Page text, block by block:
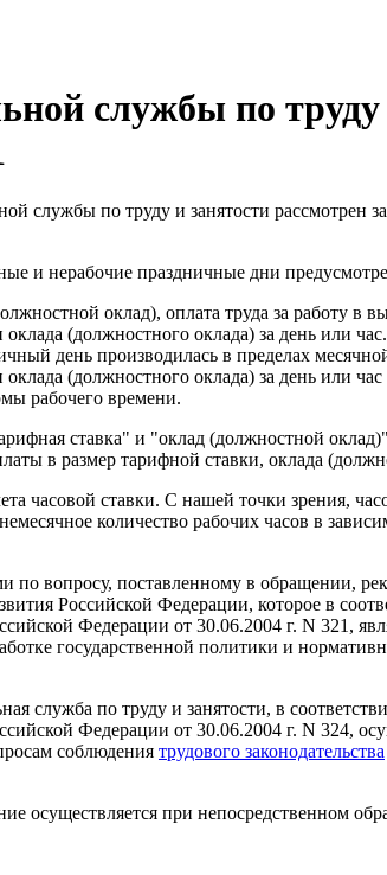
службы по труду
службы по труду и занятости рассмотрен
и нерабочие праздничные дни
оклад), оплата труда за работу в
(должностного оклада) за день или
день производилась в пределах
(должностного оклада) за день или
рабочего времени.
ставка" и "оклад (должностной
в размер тарифной ставки, оклада
часовой ставки. С нашей точки зрения,
количество рабочих часов в
по вопросу, поставленному в обращении,
Российской Федерации, которое в
Федерации от 30.06.2004 г. N 321,
государственной политики и
служба по труду и занятости, в
Федерации от 30.06.2004 г. N 324,
соблюдения трудового законодательства
осуществляется при непосредственном